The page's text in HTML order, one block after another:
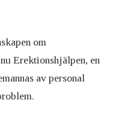
om
Erektionshjälpen, en
av personal